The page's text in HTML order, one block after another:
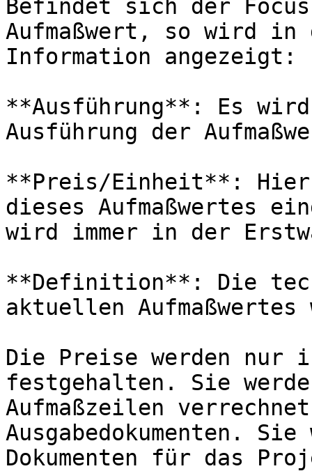
Befindet sich der Focus
Aufmaßwert, so wird in
Information angezeigt:
**Ausführung**: Es
Ausführung der
**Preis/Einheit**:
dieses Aufmaßwertes
wird immer in der
**Definition**: Die
aktuellen
Die Preise werden nur
festgehalten. Sie
Aufmaßzeilen
Ausgabedokumenten.
Dokumenten für das